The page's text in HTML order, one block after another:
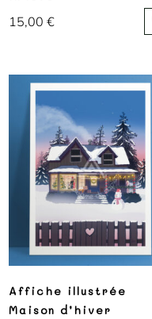
15,00€
Affiche illustrée
Maison d’hiver